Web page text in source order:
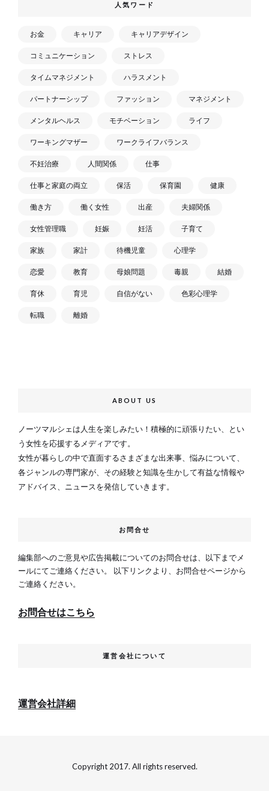
人気ワード
お金 キャリア キャリアデザイン
コミュニケーション ストレス
タイムマネジメント ハラスメント
パートナーシップ ファッション マネジメント
メンタルヘルス モチベーション ライフ
ワーキングマザー ワークライフバランス
不妊治療 人間関係 仕事
仕事と家庭の両立 保活 保育園 健康
働き方 働く女性 出産 夫婦関係
女性管理職 妊娠 妊活 子育て
家族 家計 待機児童 心理学
恋愛 教育 母娘問題 毒親 結婚
育休 育児 自信がない 色彩心理学
転職 離婚
ABOUT US
ノーツマルシェは人生を楽しみたい！積極的に頑張りたい、とい
う女性を応援するメディアです。
女性が暮らしの中で直面するさまざまな出来事、悩みについて、
各ジャンルの専門家が、その経験と知識を生かして有益な情報や
アドバイス、ニュースを発信していきます。
お問合せ
編集部へのご意見や広告掲載についてのお問合せは、以下までメ
ールにてご連絡ください。 以下リンクより、お問合せページから
ご連絡ください。
お問合せはこちら
運営会社について
運営会社詳細
Copyright 2017. All rights reserved.